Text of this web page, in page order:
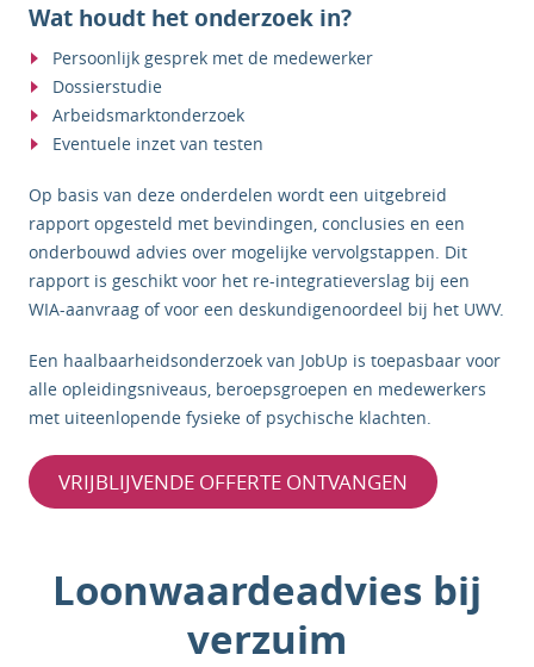
Wat houdt het onderzoek in?
Persoonlijk gesprek met de medewerker
Dossierstudie
Arbeidsmarktonderzoek
Eventuele inzet van testen
Op basis van deze onderdelen wordt een uitgebreid
rapport opgesteld met bevindingen, conclusies en een
onderbouwd advies over mogelijke vervolgstappen. Dit
rapport is geschikt voor het re-integratieverslag bij een
WIA-aanvraag of voor een deskundigenoordeel bij het UWV.
Een haalbaarheidsonderzoek van JobUp is toepasbaar voor
alle opleidingsniveaus, beroepsgroepen en medewerkers
met uiteenlopende fysieke of psychische klachten.
VRIJBLIJVENDE OFFERTE ONTVANGEN
Loonwaardeadvies bij
verzuim